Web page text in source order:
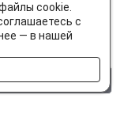
cookie.
с
— в нашей